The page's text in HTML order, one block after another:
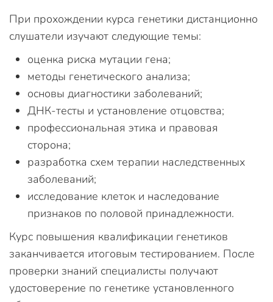
При прохождении курса генетики дистанционно
слушатели изучают следующие темы:
оценка риска мутации гена;
методы генетического анализа;
основы диагностики заболеваний;
ДНК-тесты и установление отцовства;
профессиональная этика и правовая
сторона;
разработка схем терапии наследственных
заболеваний;
исследование клеток и наследование
признаков по половой принадлежности.
Курс повышения квалификации генетиков
заканчивается итоговым тестированием. После
проверки знаний специалисты получают
удостоверение по генетике установленного